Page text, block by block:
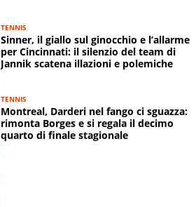
TENNIS
Sinner, il giallo sul ginocchio e l’allarme
per Cincinnati: il silenzio del team di
Jannik scatena illazioni e polemiche
TENNIS
Montreal, Darderi nel fango ci sguazza:
rimonta Borges e si regala il decimo
quarto di finale stagionale